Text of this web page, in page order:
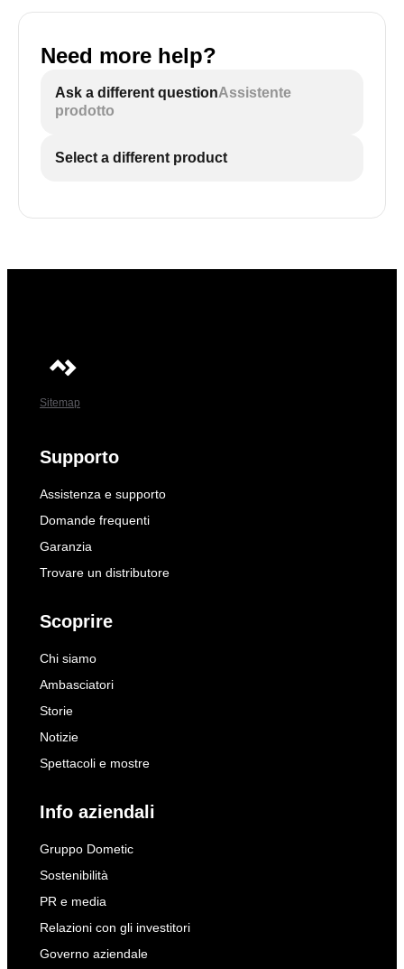
Need more help?
Ask a different questionAssistente
prodotto
Select a different product
Sitemap
Supporto
Assistenza e supporto
Domande frequenti
Garanzia
Trovare un distributore
Scoprire
Chi siamo
Ambasciatori
Storie
Notizie
Spettacoli e mostre
Info aziendali
Gruppo Dometic
Sostenibilità
PR e media
Relazioni con gli investitori
Governo aziendale